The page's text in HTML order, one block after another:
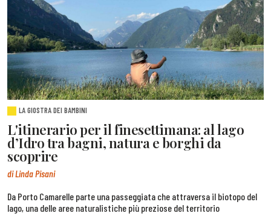
LA GIOSTRA DEI BAMBINI
L'itinerario per il finesettimana: al lago
d’Idro tra bagni, natura e borghi da
scoprire
di Linda Pisani
Da Porto Camarelle parte una passeggiata che attraversa il biotopo del
lago, una delle aree naturalistiche più preziose del territorio